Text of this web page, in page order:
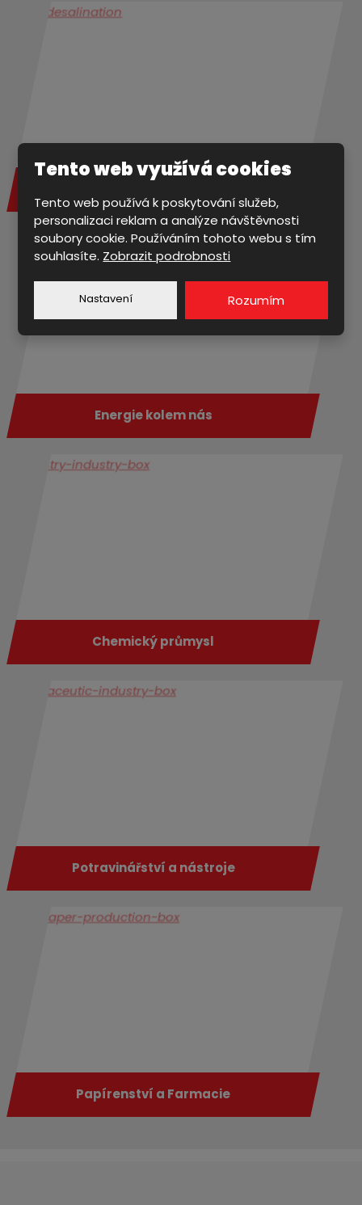
Energie kolem nás
Chemický průmysl
Potravinář­ství a nástroje
Papírenství a Farmacie
Tento web využívá cookies
Tento web používá k poskytování služeb,
personalizaci reklam a analýze návštěvnosti
soubory cookie. Používáním tohoto webu s tím
souhlasíte. Zobrazit podrobnosti
Nastavení Rozumím